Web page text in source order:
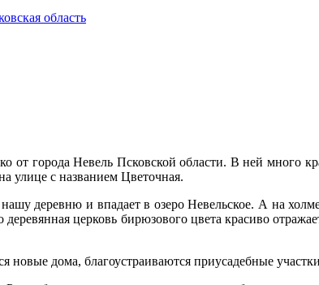
область
от города Невель Псковской области. В ней много
улице с названием Цветочная.
деревню и впадает в озеро Невельское. А на
церковь бирюзового цвета красиво
новые дома, благоустраиваются приусадебные